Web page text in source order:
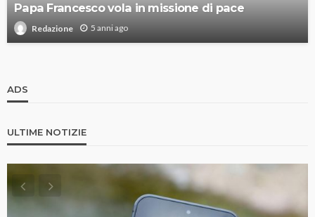
Papa Francesco vola in missione di pace
Redazione 5 anni ago
ADS
ULTIME NOTIZIE